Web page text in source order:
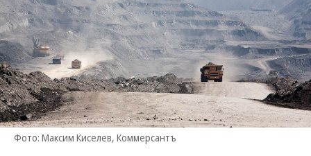
Фото: Максим Киселев, Коммерсантъ